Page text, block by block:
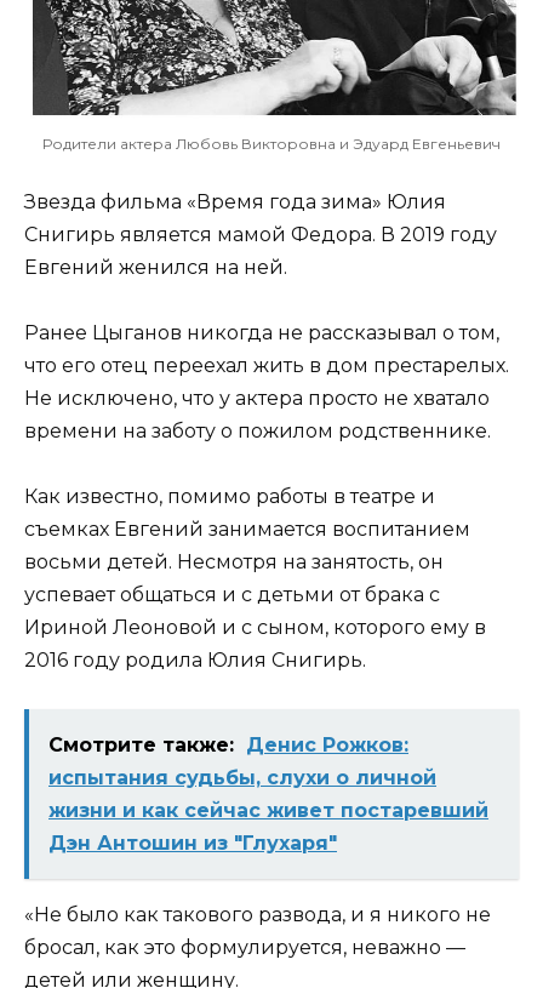
Родители актера Любовь Викторовна и Эдуард Евгеньевич
Звезда фильма «Время года зима» Юлия
Снигирь является мамой Федора. В 2019 году
Евгений женился на ней.
Ранее Цыганов никогда не рассказывал о том,
что его отец переехал жить в дом престарелых.
Не исключено, что у актера просто не хватало
времени на заботу о пожилом родственнике.
Как известно, помимо работы в театре и
съемках Евгений занимается воспитанием
восьми детей. Несмотря на занятость, он
успевает общаться и с детьми от брака с
Ириной Леоновой и с сыном, которого ему в
2016 году родила Юлия Снигирь.
Смотрите также: Денис Рожков:
испытания судьбы, слухи о личной
жизни и как сейчас живет постаревший
Дэн Антошин из "Глухаря"
«Не было как такового развода, и я никого не
бросал, как это формулируется, неважно —
детей или женщину.